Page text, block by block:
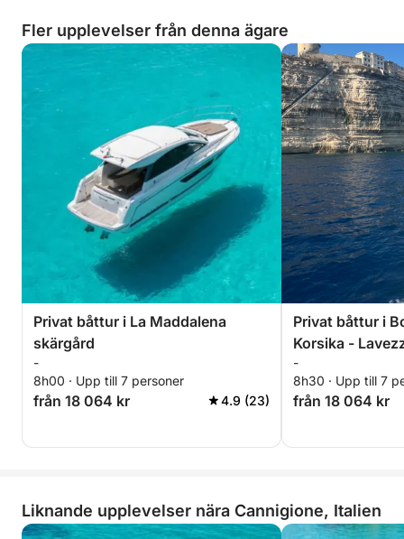
Fler upplevelser från denna ägare
Privat båttur i La Maddalena
skärgård
-
8h00 · Upp till 7 personer
från 18 064 kr 4.9 (23)
Privat båttur i
Korsika -
-
8h30 · Upp till 7
från 18 064 kr
Liknande upplevelser nära Cannigione, Italien